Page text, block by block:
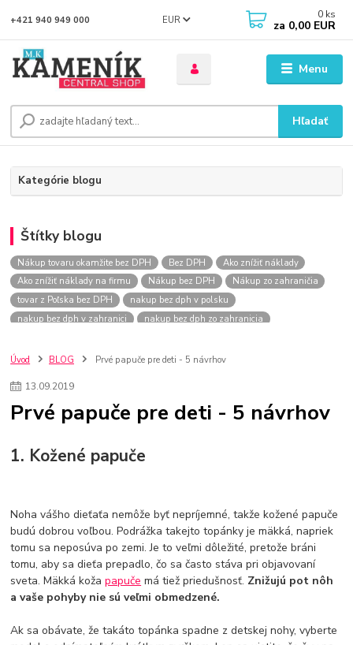
Menu
EUR
Hľadať
+421 940 949 000 0 ks
za 0,00 EUR
Kategórie blogu
Štítky blogu
Nákup tovaru okamžite bez DPH Bez DPH
Ako znížiť náklady
Ako znížiť náklady na firmu
Nákup bez DPH
Nákup zo zahraničia
tovar z Poľska bez DPH
nakup bez dph v polsku
nakup bez dph v zahranici
nakup bez dph zo zahranicia
szco nakup bez dph
Smart hodinky pre deti
Plyšový macovia
Lego Star Wars
Darčeky na Vianoce 2019
Hry pre deti
Skladačky pre deti
L.O.L. Surprise zvieratká
L.O.L. Surprise hračky
L.O.L. Surprise domčeky
L.O.L. Surprise postavičky
L.O.L. Surprise zberateľské figúrky
L.O.L. OMG L.O.L. OMG Bábiky
Úvod BLOG Prvé papuče pre deti - 5 návrhov
13.09.2019
Prvé papuče pre deti - 5 návrhov
1. Kožené papuče
Noha vášho dieťaťa nemôže byť nepríjemné, takže kožené papuče
budú dobrou voľbou. Podrážka takejto topánky je mäkká, napriek
tomu sa neposúva po zemi. Je to veľmi dôležité, pretože bráni
tomu, aby sa dieťa prepadlo, čo sa často stáva pri objavovaní
sveta. Mäkká kožapapuče má tiež priedušnosť. Znižujú pot nôh
a vaše pohyby nie sú veľmi obmedzené.
Ak sa obávate, že takáto topánka spadne z detskej nohy, vyberte